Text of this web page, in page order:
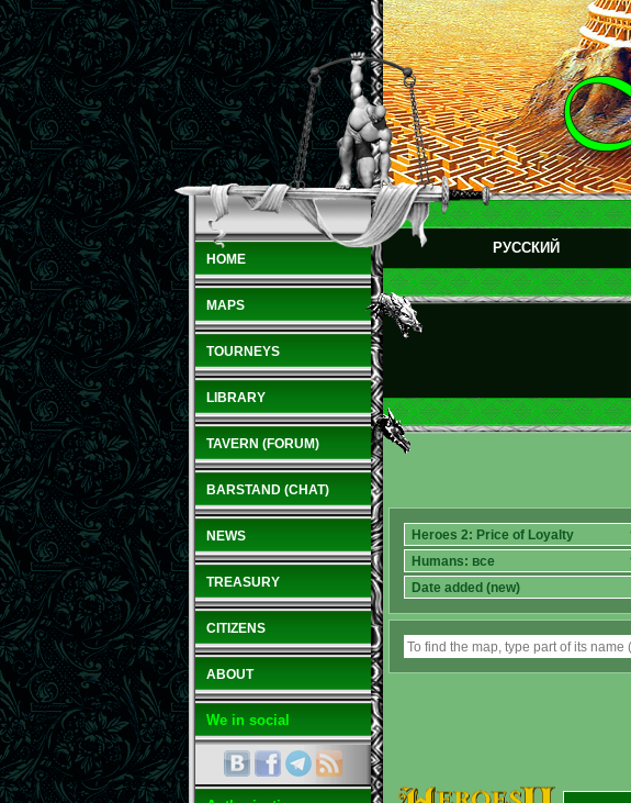
HOME
MAPS
TOURNEYS
LIBRARY
TAVERN (FORUM)
BARSTAND (CHAT)
NEWS
TREASURY
CITIZENS
ABOUT
We in social
РУССКИЙ